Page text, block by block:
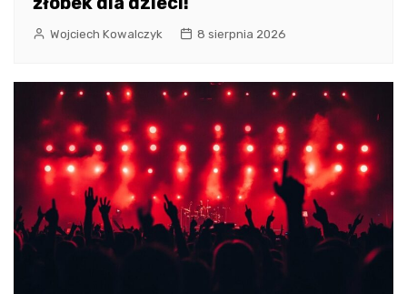
Wojciech Kowalczyk 8 sierpnia 2026